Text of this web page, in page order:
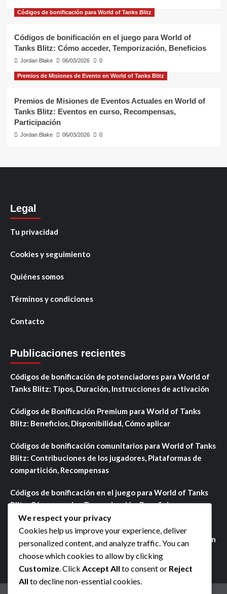
Códigos de bonificación para World of Tanks Blitz
Códigos de bonificación en el juego para World of
Tanks Blitz: Cómo acceder, Temporización, Beneficios
Jordan Blake 06/03/2026 0
Premios de Misiones de Evento en World of Tanks Blitz
Premios de Misiones de Eventos Actuales en World of
Tanks Blitz: Eventos en curso, Recompensas,
Participación
Jordan Blake 06/03/2026 0
Legal
Tu privacidad
Cookies y seguimiento
Quiénes somos
Términos y condiciones
Contacto
Publicaciones recientes
Códigos de bonificación de potenciadores para World of
Tanks Blitz: Tipos, Duración, Instrucciones de activación
Códigos de Bonificación Premium para World of Tanks
Blitz: Beneficios, Disponibilidad, Cómo aplicar
Códigos de bonificación comunitarios para World of Tanks
Blitz: Contribuciones de los jugadores, Plataformas de
compartición, Recompensas
Códigos de bonificación en el juego para World of Tanks
Blitz: Cómo acceder, Temporización, Beneficios
Premios de Misiones de Eventos Actuales en World of
Tanks Blitz: Eventos en curso, Recompensas, Participación
We respect your privacy
Cookies help us improve your experience, deliver
personalized content, and analyze traffic. You can
choose which cookies to allow by clicking
Customize . Click Accept All to consent or Reject
All to decline non-essential cookies.